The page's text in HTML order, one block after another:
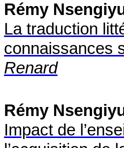
Rémy
La traduction
connaissances
Renard
Rémy
Impact de